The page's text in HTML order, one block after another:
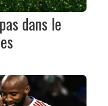
dans le